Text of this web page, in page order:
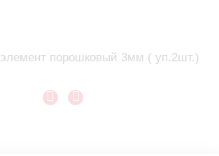
порошковый 3мм ( уп.2шт.)